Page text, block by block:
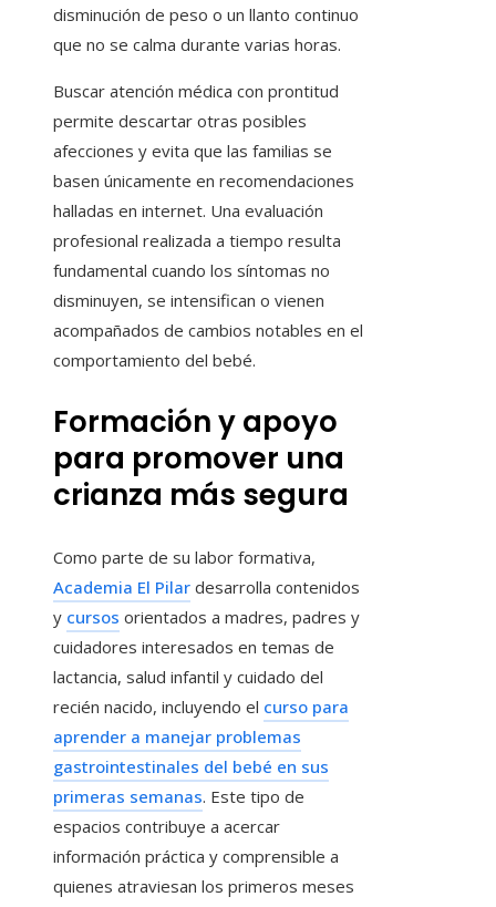
disminución de peso o un llanto continuo
que no se calma durante varias horas.
Buscar atención médica con prontitud
permite descartar otras posibles
afecciones y evita que las familias se
basen únicamente en recomendaciones
halladas en internet. Una evaluación
profesional realizada a tiempo resulta
fundamental cuando los síntomas no
disminuyen, se intensifican o vienen
acompañados de cambios notables en el
comportamiento del bebé.
Formación y apoyo
para promover una
crianza más segura
Como parte de su labor formativa,
Academia El Pilar desarrolla contenidos
y cursos orientados a madres, padres y
cuidadores interesados en temas de
lactancia, salud infantil y cuidado del
recién nacido, incluyendo el curso para
aprender a manejar problemas
gastrointestinales del bebé en sus
primeras semanas. Este tipo de
espacios contribuye a acercar
información práctica y comprensible a
quienes atraviesan los primeros meses